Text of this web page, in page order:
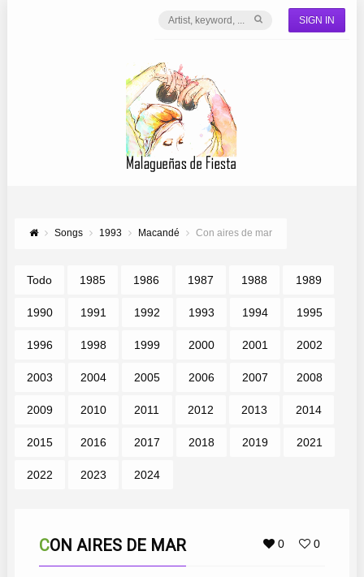
SIGN IN
Songs 1993 Macandé Con aires de mar
Todo 1985 1986 1987 1988 1989
1990 1991 1992 1993 1994 1995
1996 1998 1999 2000 2001 2002
2003 2004 2005 2006 2007 2008
2009 2010 2011 2012 2013 2014
2015 2016 2017 2018 2019 2021
2022 2023 2024
0 0
CON AIRES DE MAR